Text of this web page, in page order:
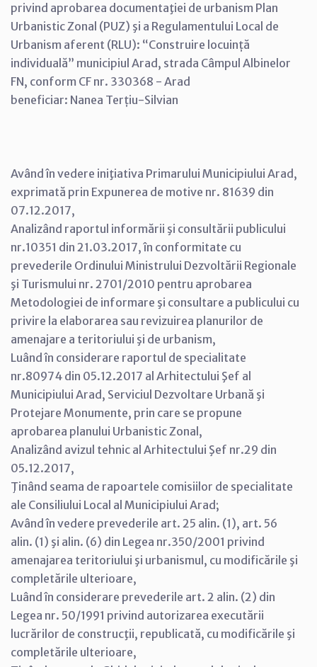
privind aprobarea documentaţiei de urbanism Plan
Urbanistic Zonal (PUZ) şi a Regulamentului Local de
Urbanism aferent (RLU): “Construire locuință
individuală” municipiul Arad, strada Câmpul Albinelor
FN, conform CF nr. 330368 - Arad
beneficiar: Nanea Terțiu-Silvian
Având în vedere iniţiativa Primarului Municipiului Arad,
exprimată prin Expunerea de motive nr. 81639 din
07.12.2017,
Analizând raportul informării şi consultării publicului
nr.10351 din 21.03.2017, în conformitate cu
prevederile Ordinului Ministrului Dezvoltării Regionale
şi Turismului nr. 2701/2010 pentru aprobarea
Metodologiei de informare şi consultare a publicului cu
privire la elaborarea sau revizuirea planurilor de
amenajare a teritoriului şi de urbanism,
Luând în considerare raportul de specialitate
nr.80974 din 05.12.2017 al Arhitectului Şef al
Municipiului Arad, Serviciul Dezvoltare Urbană şi
Protejare Monumente, prin care se propune
aprobarea planului Urbanistic Zonal,
Analizând avizul tehnic al Arhitectului Şef nr.29 din
05.12.2017,
Ţinând seama de rapoartele comisiilor de specialitate
ale Consiliului Local al Municipiului Arad;
Având în vedere prevederile art. 25 alin. (1), art. 56
alin. (1) şi alin. (6) din Legea nr.350/2001 privind
amenajarea teritoriului şi urbanismul, cu modificările şi
completările ulterioare,
Luând în considerare prevederile art. 2 alin. (2) din
Legea nr. 50/1991 privind autorizarea executării
lucrărilor de construcţii, republicată, cu modificările şi
completările ulterioare,